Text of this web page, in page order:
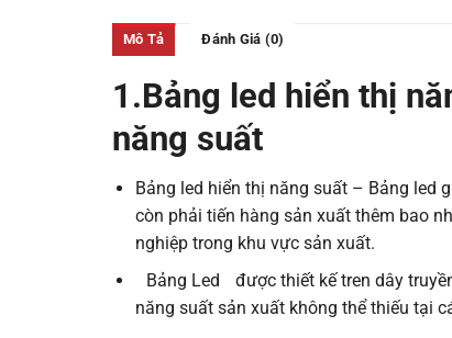
Mô Tả Đánh Giá (0)
1.Bảng led hiển thị
năng suất
Bảng led hiển thị năng suất – Bảng led
còn phải tiến hàng sản xuất thêm bao
nghiệp trong khu vực sản xuất.
Bảng Led
được thiết kế tren dây
năng suất sản xuất không thể thiếu tại